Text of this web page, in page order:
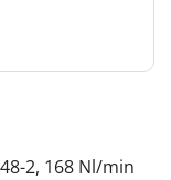
2, 168 Nl/min